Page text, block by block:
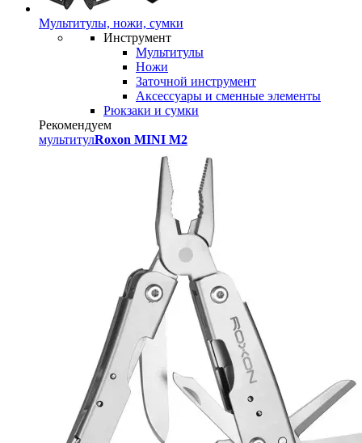
Мультитулы, ножи, сумки
Инструмент
Мультитулы
Ножи
Заточной инструмент
Аксессуары и сменные элементы
Рюкзаки и сумки
Рекомендуем
мультитулRoxon MINI M2